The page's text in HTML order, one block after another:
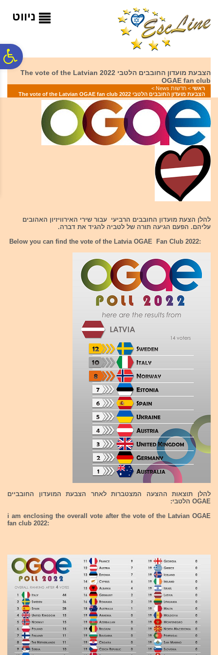
המרכזי
ניווט
הצבעת מועדון החובבים הלטבי 2022 The vote of the Latvian
OGAE fan club
ראשי > חדשות News
>
הצבעת מועדון החובבים הלטבי 2022 The vote of the Latvian OGAE fan club
להלן הצעת מועדון החובבים הרביעי עבור שירי האירוויזיון האהובים
עליהם. הפעם הגיעה תורה של לטביה להגיד את דברה.
Below you can find the vote of the Latvia OGAE Fan Club 2022:
להלן תוצאות ההצעה המצטברות לאחר הצבעת המועדון החובביים
OGAE הלטבי:
i am enclosing the overall vote after the vote of the Latvian OGAE
fan club 2022: